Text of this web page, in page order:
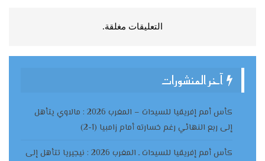
التعليقات مغلقة.
آخر المنشورات
كأس أمم إفريقيا للسيدات – المغرب 2026 : مالاوي يتأهل
إلى ربع النهائي رغم خسارته أمام زامبيا (1-2)
كأس أمم إفريقيا للسيدات ـ المغرب 2026 : نيجيريا تتأهل إلى